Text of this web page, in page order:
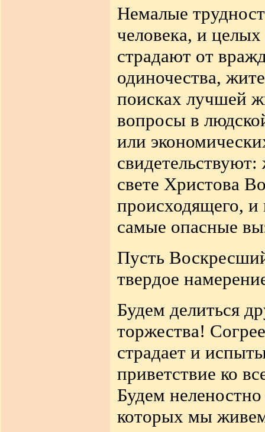
Немалые
человека, и
страдают от
одиночества,
поисках лучшей
вопросы в
или
свете Христова
происходящего, и
самые опасные
Пусть
твердое
Будем делиться
торжества!
страдает и
приветствие ко
Будем
которых мы